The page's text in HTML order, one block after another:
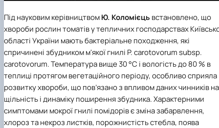
Під науковим керівництвомЮ. Коломієць встановлено, що
хвороби рослин томатів у тепличних господарствах
області України мають бактеріальне походження, які
спричинені збудником м'якої гнилі P. carotovorum subsp.
carotovorum. Температура вище 30 °C і вологість до 80 % в
теплиці протягом вегетаційного періоду, особливо сприяла
розвитку хвороби, що пов’язано з впливом даних чинників на
щільність і динаміку поширення збудника. Характерними
симптомами мокрої гнилі помідорів є зміна забарвлення,
хлороз та некроз листків, порожнистість стебла, поява